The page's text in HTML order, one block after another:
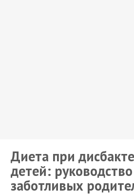
Диета при
детей:
заботливых